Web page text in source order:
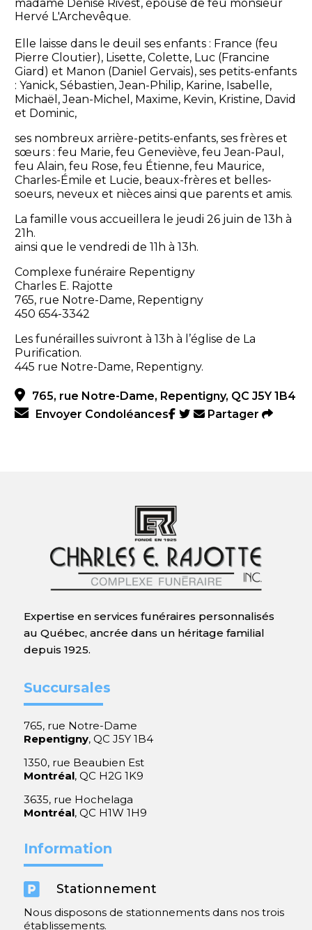
madame Denise Rivest, épouse de feu monsieur
Hervé L'Archevêque.
Elle laisse dans le deuil ses enfants : France (feu
Pierre Cloutier), Lisette, Colette, Luc (Francine
Giard) et Manon (Daniel Gervais), ses petits-enfants
: Yanick, Sébastien, Jean-Philip, Karine, Isabelle,
Michaël, Jean-Michel, Maxime, Kevin, Kristine, David
et Dominic,
ses nombreux arrière-petits-enfants, ses frères et
sœurs : feu Marie, feu Geneviève, feu Jean-Paul,
feu Alain, feu Rose, feu Étienne, feu Maurice,
Charles-Émile et Lucie, beaux-frères et belles-
soeurs, neveux et nièces ainsi que parents et amis.
La famille vous accueillera le jeudi 26 juin de 13h à
21h.
ainsi que le vendredi de 11h à 13h.
Complexe funéraire Repentigny
Charles E. Rajotte
765, rue Notre-Dame, Repentigny
450 654-3342
Les funérailles suivront à 13h à l’église de La
Purification.
445 rue Notre-Dame, Repentigny.
765, rue Notre-Dame, Repentigny, QC J5Y 1B4
Envoyer Condoléances
Partager
Expertise en services funéraires personnalisés
au Québec, ancrée dans un héritage familial
depuis 1925.
Succursales
765, rue Notre-Dame
Repentigny, QC J5Y 1B4
1350, rue Beaubien Est
Montréal, QC H2G 1K9
3635, rue Hochelaga
Montréal, QC H1W 1H9
Information
 Stationnement
Nous disposons de stationnements dans nos trois
établissements.